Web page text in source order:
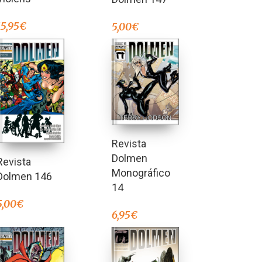
€ 5,00€
146
€
Revista
Dolmen
Monográfico
14
6,95€